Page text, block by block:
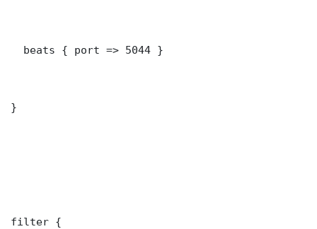
  beats { port => 5044 }
}
filter {